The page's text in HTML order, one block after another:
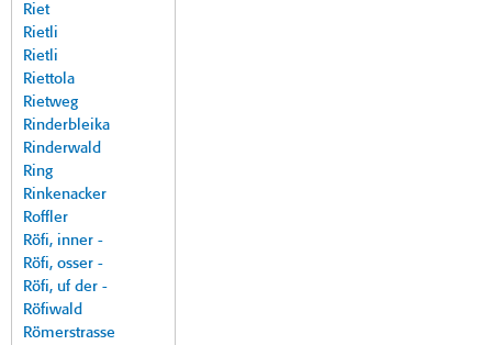
Riet
Rietli
Rietli
Riettola
Rietweg
Rinderbleika
Rinderwald
Ring
Rinkenacker
Roffler
Röfi, inner -
Röfi, osser -
Röfi, uf der -
Röfiwald
Römerstrasse